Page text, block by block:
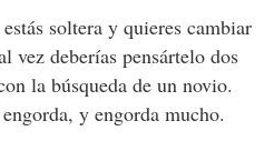
soltera y quieres cambiar
vez deberías pensártelo dos
la búsqueda de un novio.
y engorda mucho.